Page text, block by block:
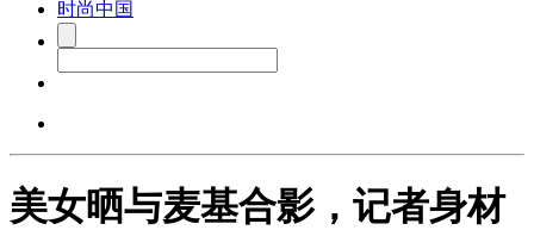
时尚中国
美女晒与麦基合影，记者身材